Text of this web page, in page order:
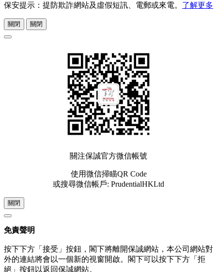
保安提示：提防欺詐網站及虛假短訊、電郵或來電。 了解更多
關閉 關閉
關注保誠官方微信帳號
使用微信掃瞄QR Code
或搜尋微信帳戶: PrudentialHKLtd
關閉
免責聲明
按下下方「接受」按鈕，閣下將離開保誠網站，本公司網站對
外的連結將會以一個新的視窗開啟。閣下可以按下下方「拒
絕」按鈕以返回保誠網站。